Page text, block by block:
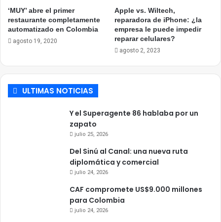
‘MUY’ abre el primer
restaurante completamente
automatizado en Colombia
agosto 19, 2020
Apple vs. Wiltech,
reparadora de iPhone: ¿la
empresa le puede impedir
reparar celulares?
agosto 2, 2023
ULTIMAS NOTICIAS
Y el Superagente 86 hablaba por un
zapato
julio 25, 2026
Del Sinú al Canal: una nueva ruta
diplomática y comercial
julio 24, 2026
CAF compromete US$9.000 millones
para Colombia
julio 24, 2026